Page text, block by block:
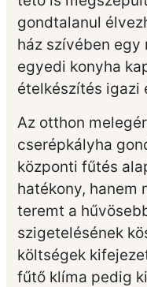
gondtalanul
ház szívében
egyedi konyha
ételkészítés igazi
Az otthon
cserépkályha
központi fűtés
hatékony, hanem
teremt a
szigetelésének
költségek
fűtő klíma pedig